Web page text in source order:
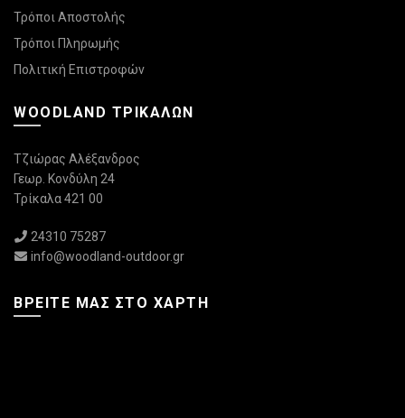
Τρόποι Αποστολής
Τρόποι Πληρωμής
Πολιτική Επιστροφών
WOODLAND ΤΡΙΚΆΛΩΝ
Τζιώρας Αλέξανδρος
Γεωρ. Κονδύλη 24
Τρίκαλα 421 00
24310 75287
info@woodland-outdoor.gr
ΒΡΕΊΤΕ ΜΑΣ ΣΤΟ ΧΆΡΤΗ